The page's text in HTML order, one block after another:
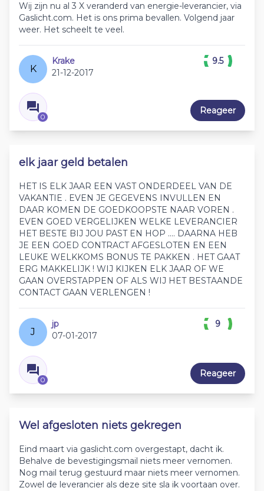
Wij zijn nu al 3 X veranderd van energie-leverancier, via
Gaslicht.com. Het is ons prima bevallen. Volgend jaar
weer. Het scheelt te veel.
K
Krake
21-12-2017
0
9.5
Reageer
elk jaar geld betalen
HET IS ELK JAAR EEN VAST ONDERDEEL VAN DE
VAKANTIE . EVEN JE GEGEVENS INVULLEN EN
DAAR KOMEN DE GOEDKOOPSTE NAAR VOREN .
EVEN GOED VERGELIJKEN WELKE LEVERANCIER
HET BESTE BIJ JOU PAST EN HOP .... DAARNA HEB
JE EEN GOED CONTRACT AFGESLOTEN EN EEN
LEUKE WELKKOMS BONUS TE PAKKEN . HET GAAT
ERG MAKKELIJK ! WIJ KIJKEN ELK JAAR OF WE
GAAN OVERSTAPPEN OF ALS WIJ HET BESTAANDE
CONTACT GAAN VERLENGEN !
J
jp
07-01-2017
0
9
Reageer
Wel afgesloten niets gekregen
Eind maart via gaslicht.com overgestapt, dacht ik.
Behalve de bevestigingsmail niets meer vernomen.
Nog mail terug gestuurd maar niets meer vernomen.
Zowel de leverancier als deze site sla ik voortaan over.